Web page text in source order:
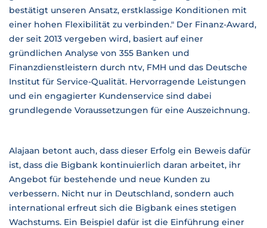
bestätigt unseren Ansatz, erstklassige Konditionen mit
einer hohen Flexibilität zu verbinden." Der Finanz-Award,
der seit 2013 vergeben wird, basiert auf einer
gründlichen Analyse von 355 Banken und
Finanzdienstleistern durch ntv, FMH und das Deutsche
Institut für Service-Qualität. Hervorragende Leistungen
und ein engagierter Kundenservice sind dabei
grundlegende Voraussetzungen für eine Auszeichnung.
Alajaan betont auch, dass dieser Erfolg ein Beweis dafür
ist, dass die Bigbank kontinuierlich daran arbeitet, ihr
Angebot für bestehende und neue Kunden zu
verbessern. Nicht nur in Deutschland, sondern auch
international erfreut sich die Bigbank eines stetigen
Wachstums. Ein Beispiel dafür ist die Einführung einer